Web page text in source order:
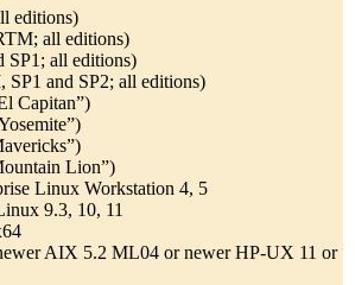
editions)
all editions)
SP1; all editions)
and SP2; all editions)
Capitan”)
Lion”)
Linux Workstation 4, 5
9.3, 10, 11
AIX 5.2 ML04 or newer HP-UX 11 or